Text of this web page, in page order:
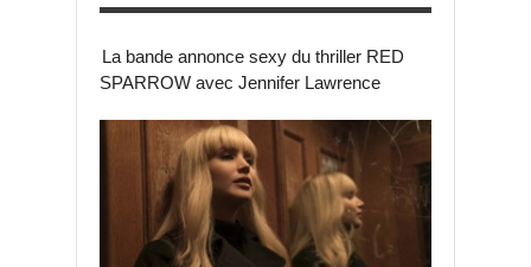
La bande annonce sexy du thriller RED
SPARROW avec Jennifer Lawrence